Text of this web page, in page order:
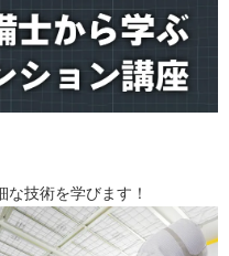
技術を学びます！